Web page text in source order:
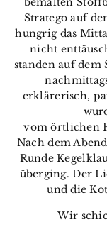
Stratego auf
hungrig das
nicht
standen auf dem
erklärerisch,
vom örtlichen
Nach dem
Runde
überging. Der
und die
Wir